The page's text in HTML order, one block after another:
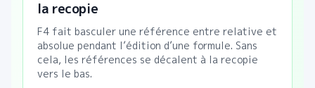
la recopie
F4 fait basculer une référence entre relative et
absolue pendant l’édition d’une formule. Sans
cela, les références se décalent à la recopie
vers le bas.